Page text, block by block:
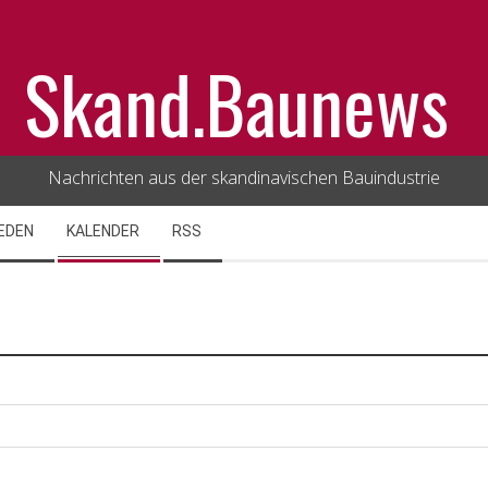
Skand.Baunews
Nachrichten aus der skandinavischen Bauindustrie
KALENDER RSS